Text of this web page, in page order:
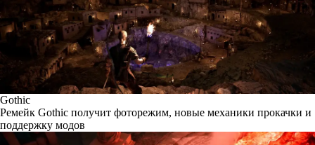
Gothic
Ремейк Gothic получит фоторежим, новые механики прокачки и
поддержку модов